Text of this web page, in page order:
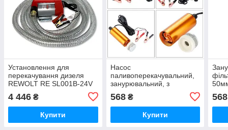
Установлення для
перекачування дизеля
REWOLT RE SL001B-24V
(насос, паливний пістолет,
шланги) 24в 50 л/хв
4 446 ₴
Купити
Насос
паливоперекачувальний,
занурювальний, з
REWOLT Мінінасос для
відкачування дизеля
568₴
Купити
води
568